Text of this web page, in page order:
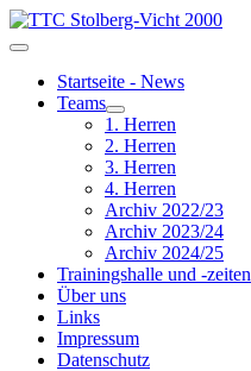
Startseite - News
Teams
1. Herren
2. Herren
3. Herren
4. Herren
Archiv 2022/23
Archiv 2023/24
Archiv 2024/25
Trainingshalle und -zeiten
Über uns
Links
Impressum
Datenschutz